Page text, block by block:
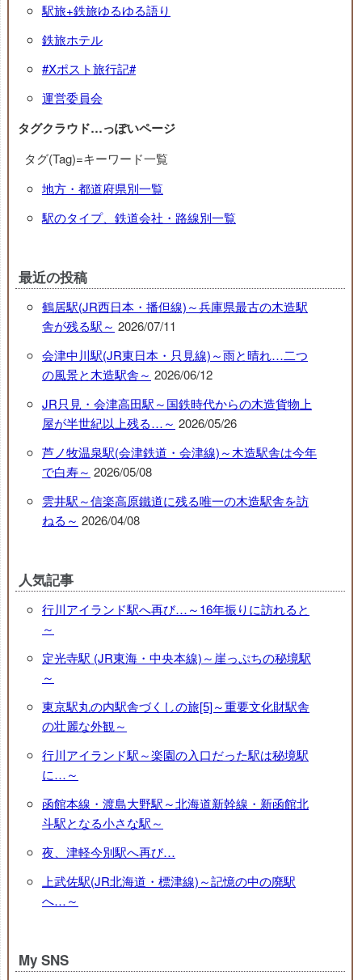
駅旅+鉄旅ゆるゆる語り
鉄旅ホテル
#Xポスト旅行記#
運営委員会
タグクラウド…っぽいページ
タグ(Tag)=キーワード一覧
地方・都道府県別一覧
駅のタイプ、鉄道会社・路線別一覧
最近の投稿
鶴居駅(JR西日本・播但線)～兵庫県最古の木造駅
舎が残る駅～ 2026/07/11
会津中川駅(JR東日本・只見線)～雨と晴れ…二つ
の風景と木造駅舎～ 2026/06/12
JR只見・会津高田駅～国鉄時代からの木造貨物上
屋が半世紀以上残る…～ 2026/05/26
芦ノ牧温泉駅(会津鉄道・会津線)～木造駅舎は今年
で白寿～ 2026/05/08
雲井駅～信楽高原鐵道に残る唯一の木造駅舎を訪
ねる～ 2026/04/08
人気記事
行川アイランド駅へ再び…～16年振りに訪れると
～
定光寺駅 (JR東海・中央本線)～崖っぷちの秘境駅
～
東京駅丸の内駅舎づくしの旅[5]～重要文化財駅舎
の壮麗な外観～
行川アイランド駅～楽園の入口だった駅は秘境駅
に…～
函館本線・渡島大野駅～北海道新幹線・新函館北
斗駅となる小さな駅～
夜、津軽今別駅へ再び…
上武佐駅(JR北海道・標津線)～記憶の中の廃駅
へ…～
My SNS